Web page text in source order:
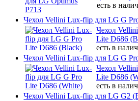
есть в
Чехол Vellini Lux-flip для LG G
Чехол
Lite D686
есть в
Чехол Vellini Lux-flip для LG G
Чехол
Lite D686
есть в
Чехол Vellini Lux-flip для LG G2